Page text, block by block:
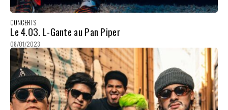
CONCERTS
Le 4.03. L-Gante au Pan Piper
08/01/2023